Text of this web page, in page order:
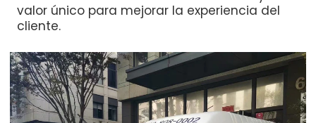
valor único para mejorar la experiencia del
cliente.